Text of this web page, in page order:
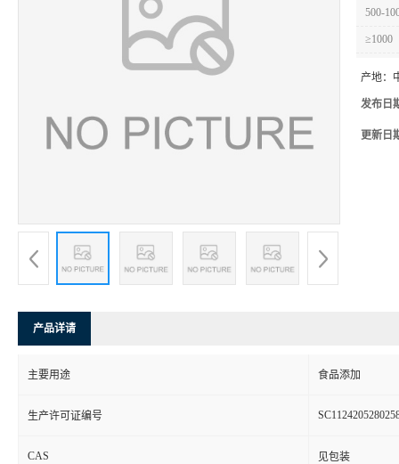
500-
≥1000
产地：
发布日
更新日
产品详请
主要用途 食品添加
生产许可证编号
CAS 见包装